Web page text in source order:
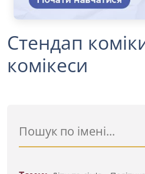
Стендап
комікеси